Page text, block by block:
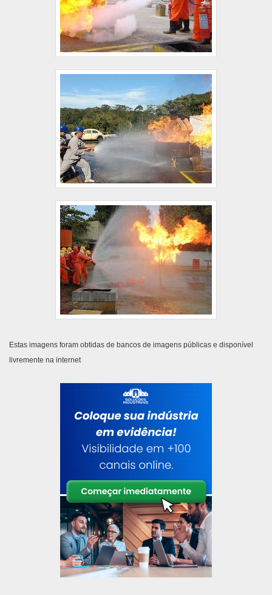
Estas imagens foram obtidas de bancos de imagens públicas e disponível
livremente na internet